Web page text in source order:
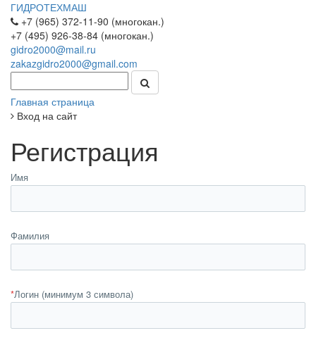
ГИДРОТЕХМАШ
+7 (965) 372-11-90 (многокан.)
+7 (495) 926-38-84 (многокан.)
gidro2000@mail.ru
zakazgidro2000@gmail.com
Главная страница
Вход на сайт
Регистрация
Имя
Фамилия
*Логин (минимум 3 символа)